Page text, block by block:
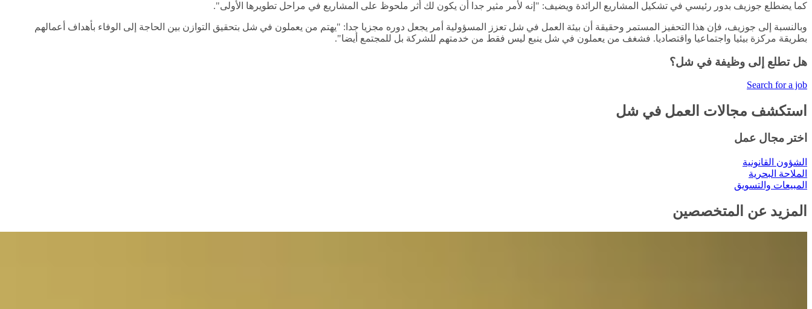
كما يضطلع جوزيف بدور رئيسي في تشكيل المشاريع الرائدة ويضيف: "إنه لأمر مثير جدا أن يكون لك أثر ملحوظ على المشاريع في مراحل تطويرها الأولى".
وبالنسبة إلى جوزيف، فإن هذا التحفيز المستمر وحقيقة أن بيئة العمل في شل تعزز المسؤولية أمر يجعل دوره مجزيا جدا: "يهتم من يعملون في شل بتحقيق التوازن بين الحاجة إلى الوفاء بأهداف أعمالهم
بطريقة مركزة بيئيا واجتماعيا واقتصاديا. فشغف من يعملون في شل ينبع ليس فقط من خدمتهم للشركة بل للمجتمع أيضا".
هل تطلع إلى وظيفة في شل؟
Search for a job
استكشف مجالات العمل في شل
اختر مجال عمل
الشؤون القانونية
الملاحة البحرية
المبيعات والتسويق
المزيد عن المتخصصين